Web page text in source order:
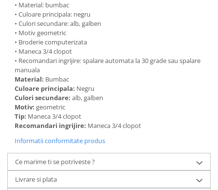
• Material: bumbac
• Culoare principala: negru
• Culori secundare: alb, galben
• Motiv geometric
• Broderie computerizata
• Maneca 3/4 clopot
• Recomandari ingrijire: spalare automata la 30 grade sau spalare
manuala
Material: Bumbac
Culoare principala: Negru
Culori secundare: alb, galben
Motiv: geometric
Tip: Maneca 3/4 clopot
Recomandari ingrijire: Maneca 3/4 clopot
Informatii conformitate produs
Ce marime ti se potriveste ?
Livrare si plata